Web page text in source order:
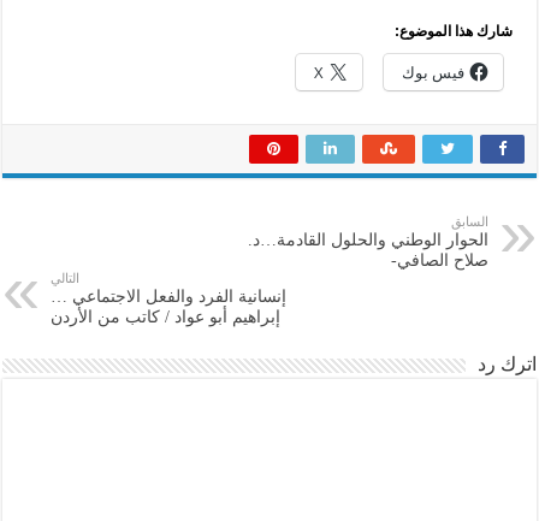
شارك هذا الموضوع:
فيس بوك X
السابق
الحوار الوطني والحلول القادمة…د.
صلاح الصافي-
التالي
إنسانية الفرد والفعل الاجتماعي …
إبراهيم أبو عواد / كاتب من الأردن
اترك رد